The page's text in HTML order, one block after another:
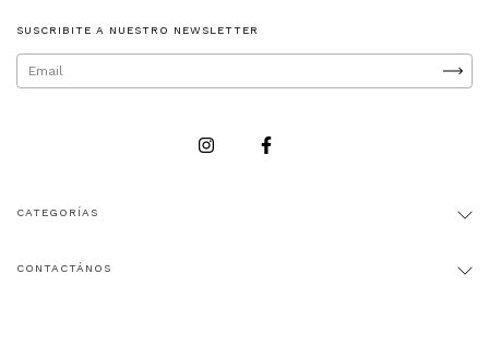
SUSCRIBITE A NUESTRO NEWSLETTER
CATEGORÍAS
CONTACTÁNOS